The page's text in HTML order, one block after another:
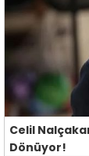
Celil
Dönüyor!